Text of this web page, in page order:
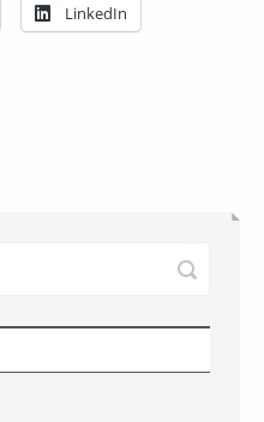
LinkedIn